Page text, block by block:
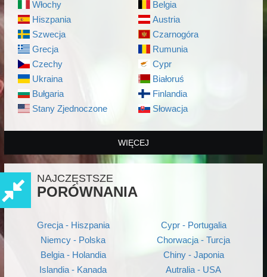
Włochy
Hiszpania
Szwecja
Grecja
Czechy
Ukraina
Bułgaria
Stany Zjednoczone
Belgia
Austria
Czarnogóra
Rumunia
Cypr
Białoruś
Finlandia
Słowacja
WIĘCEJ
NAJCZĘSTSZE
PORÓWNANIA
Grecja - Hiszpania
Niemcy - Polska
Belgia - Holandia
Islandia - Kanada
Cypr - Portugalia
Chorwacja - Turcja
Chiny - Japonia
Autralia - USA